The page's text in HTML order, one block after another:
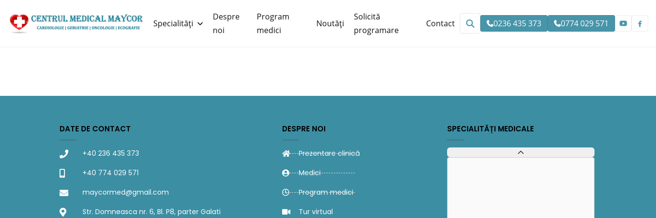
Specialități
Despre
noi
Program
medici
Noutăți
Solicită
programare
Contact 0236 435 373 0774 029 571
DATE DE CONTACT
+40 236 435 373
+40 774 029 571
maycormed@gmail.com
Str. Domneasca nr. 6, Bl. P8, parter Galati
DESPRE NOI
Prezentare clinică
Medici
Program medici
Tur virtual
SPECIALITĂȚI MEDICALE